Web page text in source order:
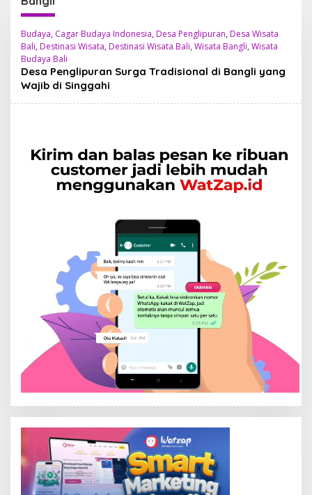
Budaya, Cagar Budaya Indonesia, Desa Penglipuran, Desa Wisata
Bali, Destinasi Wisata, Destinasi Wisata Bali, Wisata Bangli, Wisata
Budaya Bali
Desa Penglipuran Surga Tradisional di Bangli yang
Wajib di Singgahi